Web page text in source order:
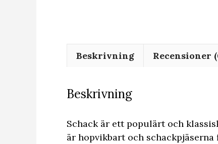
Beskrivning Recensioner
Beskrivning
Schack är ett populärt och
är hopvikbart och